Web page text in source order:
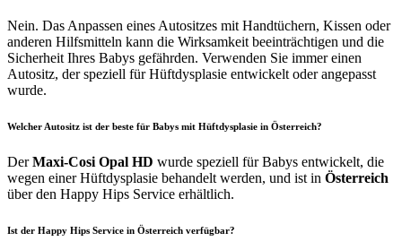
Nein. Das Anpassen eines Autositzes mit Handtüchern, Kissen oder
anderen Hilfsmitteln kann die Wirksamkeit beeinträchtigen und die
Sicherheit Ihres Babys gefährden. Verwenden Sie immer einen
Autositz, der speziell für Hüftdysplasie entwickelt oder angepasst
wurde.
Welcher Autositz ist der beste für Babys mit Hüftdysplasie in Österreich?
DerMaxi-Cosi Opal HD wurde speziell für Babys entwickelt, die
wegen einer Hüftdysplasie behandelt werden, und ist in Österreich
über den Happy Hips Service erhältlich.
Ist der Happy Hips Service in Österreich verfügbar?